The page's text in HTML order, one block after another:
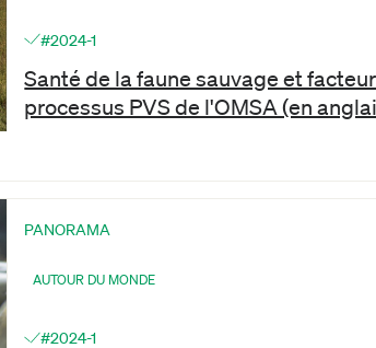
#2024-1
Santé de la faune sauvage et
processus PVS de l'OMSA (en
PANORAMA
AUTOUR DU MONDE
#2024-1